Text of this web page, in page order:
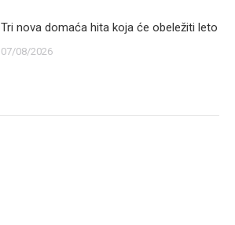
Tri nova domaća hita koja će obeležiti leto
07/08/2026